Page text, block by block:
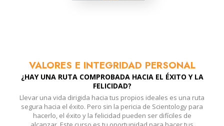
VALORES E INTEGRIDAD PERSONAL
¿HAY UNA RUTA COMPROBADA HACIA EL ÉXITO Y LA
FELICIDAD?
Llevar una vida dirigida hacia tus propios ideales es una ruta
segura hacia el éxito. Pero sin la pericia de Scientology para
hacerlo, el éxito y la felicidad pueden ser difíciles de